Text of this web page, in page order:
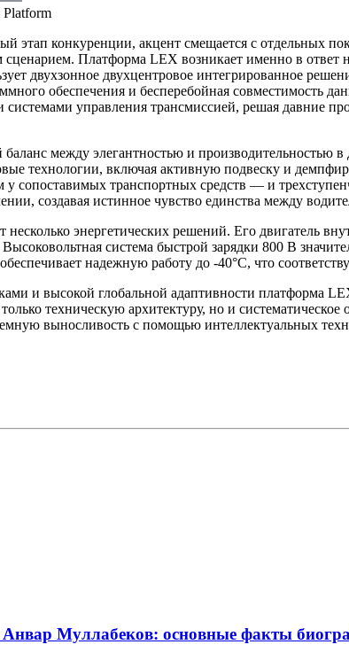
этап конкуренции, акцент смещается с отдельных
Платформа LEX возникает именно в
двухзонное двухцентровое интегрированное
обеспечения и бесперебойная совместимость
управления трансмиссией, решая давние
между элегантностью и производительностью
технологии, включая активную подвеску и
сопоставимых транспортных средств — и
создавая истинное чувство единства между
энергетических решений. Его двигатель
система быстрой зарядки 800 В
надежную работу до -40°C, что
и высокой глобальной адаптивности платформа
техническую архитектуру, но и
выносливость с помощью интеллектуальных
Анвар Муллабеков: основные факты